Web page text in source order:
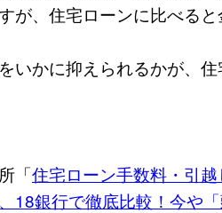
、住宅ローンに比べると
いかに抑えられるかが、
「住宅ローン手数料・引
18銀行で徹底比較！今や